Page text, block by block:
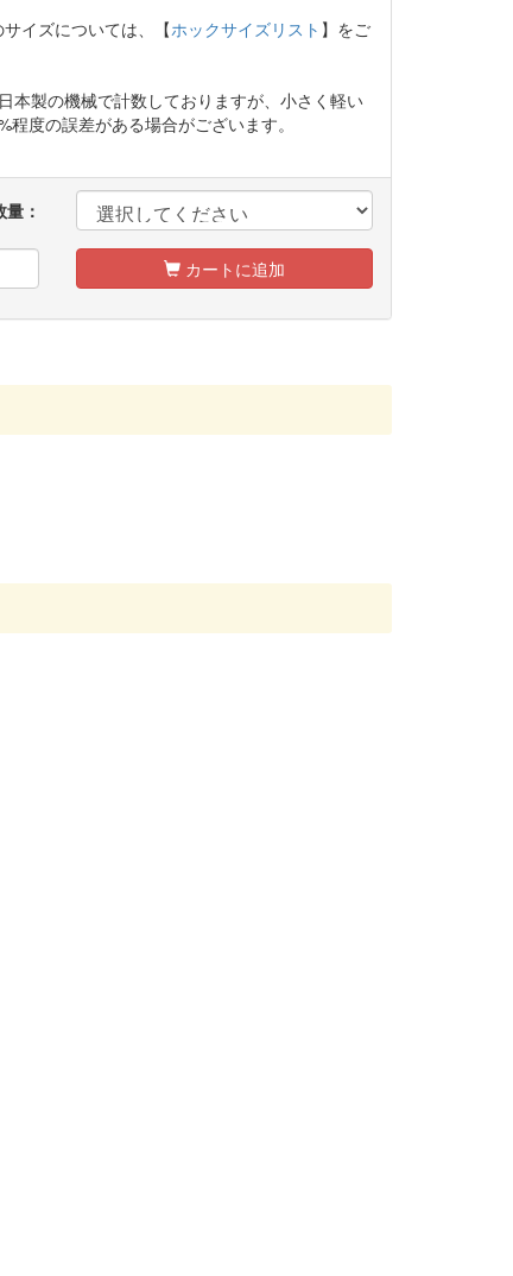
イズについては、【ホックサイズリスト 】をご
本製の機械で計数しておりますが、小さく軽い
程度の誤差がある場合がございます。
：
カートに追加